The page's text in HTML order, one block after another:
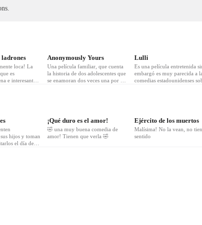
loca! La
es
e interesante,
Anonymously Yours
Una película familiar, que cuenta
la historia de dos adolescentes que
se enamoran dos veces una por vía
Lulli
Es una película entretenida
embargó es muy parecida a
comedias estadounidenses
hijos y toman
el día de
¡Qué duro es el amor!
🤣 una muy buena comedia de
amor! Tienen que verla 🤣
Ejército de los muertos
Malísima! No la vean, no
sentido